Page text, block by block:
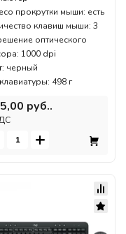
прокрутки мыши: есть
клавиш мыши: 3
оптического
1000 dpi
черный
498 г
руб..
+